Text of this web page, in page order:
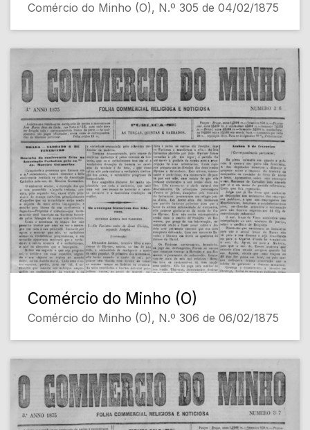
Comércio do Minho (O), N.º 305 de 04/02/1875
Comércio do Minho (O)
Comércio do Minho (O), N.º 306 de 06/02/1875